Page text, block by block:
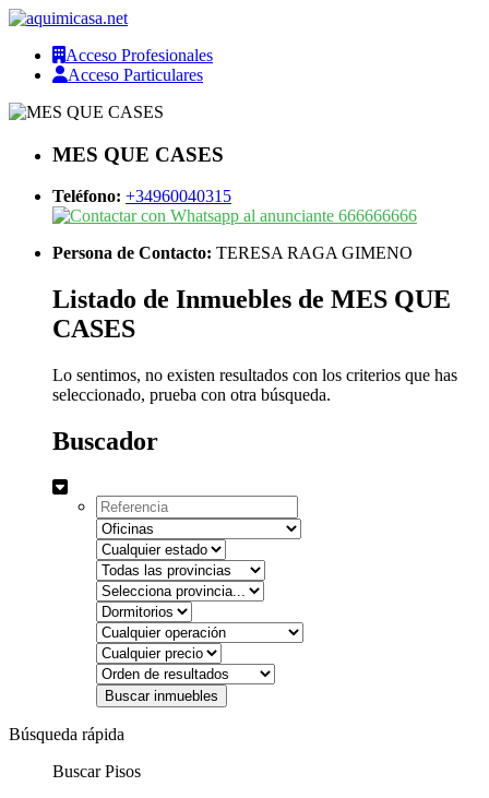
Acceso Profesionales
Acceso Particulares
MES QUE CASES
Teléfono: +34960040315
666666666
Persona de Contacto: TERESA RAGA GIMENO
Listado de Inmuebles de MES QUE
CASES
Lo sentimos, no existen resultados con los criterios que has
seleccionado, prueba con otra búsqueda.
Buscador
Búsqueda rápida
Buscar Pisos